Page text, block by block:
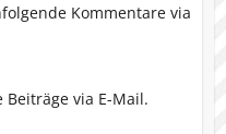
Kommentare via
via E-Mail.